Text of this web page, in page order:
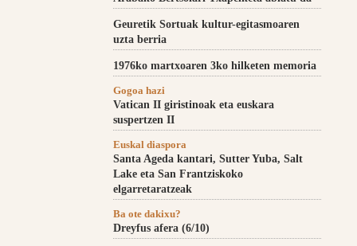
Geuretik Sortuak kultur-egitasmoaren
uzta berria
1976ko martxoaren 3ko hilketen memoria
Gogoa hazi
Vatican II giristinoak eta euskara
suspertzen II
Euskal diaspora
Santa Ageda kantari, Sutter Yuba, Salt
Lake eta San Frantziskoko
elgarretaratzeak
Ba ote dakixu?
Dreyfus afera (6/10)